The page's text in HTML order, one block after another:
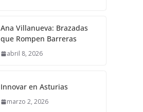
Ana Villanueva: Brazadas
que Rompen Barreras
abril 8, 2026
Innovar en Asturias
marzo 2, 2026